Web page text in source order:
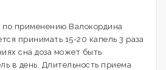
по применению Валокордина
принимать 15-20 капель 3 раза
сна доза может быть
в день. Длительность приема